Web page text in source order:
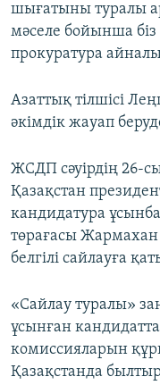
шығатыны туралы
мәселе бойынша
прокуратура
Азаттық тілшісі
әкімдік жауап
ЖСДП сәуірдің 26-
Қазақстан
кандидатура
төрағасы Жармахан
белгілі сайлауға
«Сайлау туралы»
ұсынған
комиссияларын
Қазақстанда